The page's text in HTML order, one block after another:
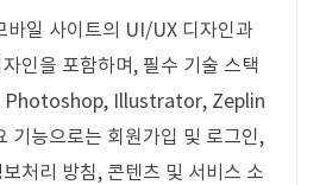
바일 사이트의 UI/UX 디자인과
인을 포함하며, 필수 기술 스택
Photoshop, Illustrator, Zeplin
기능으로는 회원가입 및 로그인,
처리 방침, 콘텐츠 및 서비스 소